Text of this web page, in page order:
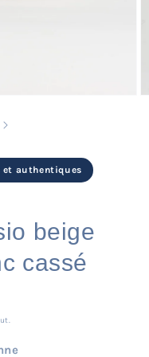
et authentiques
beige
cassé